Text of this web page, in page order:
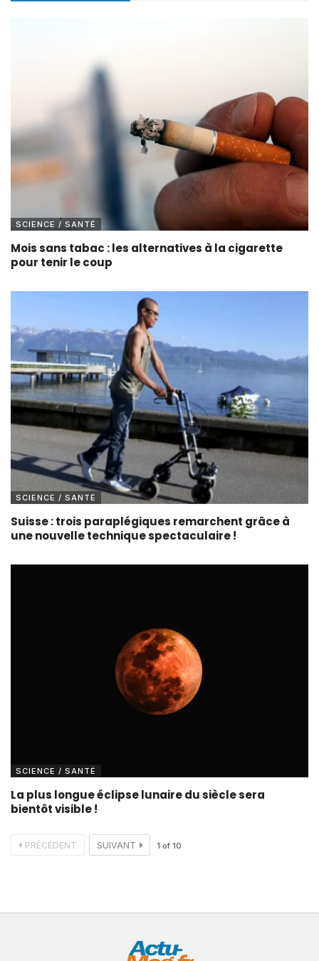
SCIENCE / SANTÉ
Mois sans tabac : les alternatives à la cigarette
pour tenir le coup
SCIENCE / SANTÉ
Suisse : trois paraplégiques remarchent grâce à
une nouvelle technique spectaculaire !
SCIENCE / SANTÉ
La plus longue éclipse lunaire du siècle sera
bientôt visible !
PRÉCÉDENT SUIVANT 1 of 10